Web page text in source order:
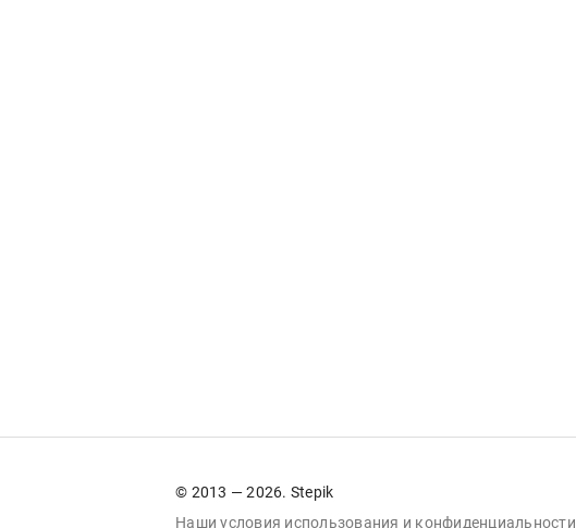
© 2013 — 2026. Stepik
Наши условия использования и конфиденциальности